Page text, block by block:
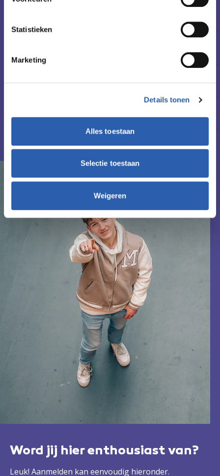
Statistieken
Marketing
Details tonen
Alles toestaan
Selectie toestaan
Weigeren
Stationsplein West 40, Almelo
2027-2028
€ 1.511,- (per schooljaar)
Word jij hier enthousiast van?
Leuk! Aanmelden kan eenvoudig hieronder.